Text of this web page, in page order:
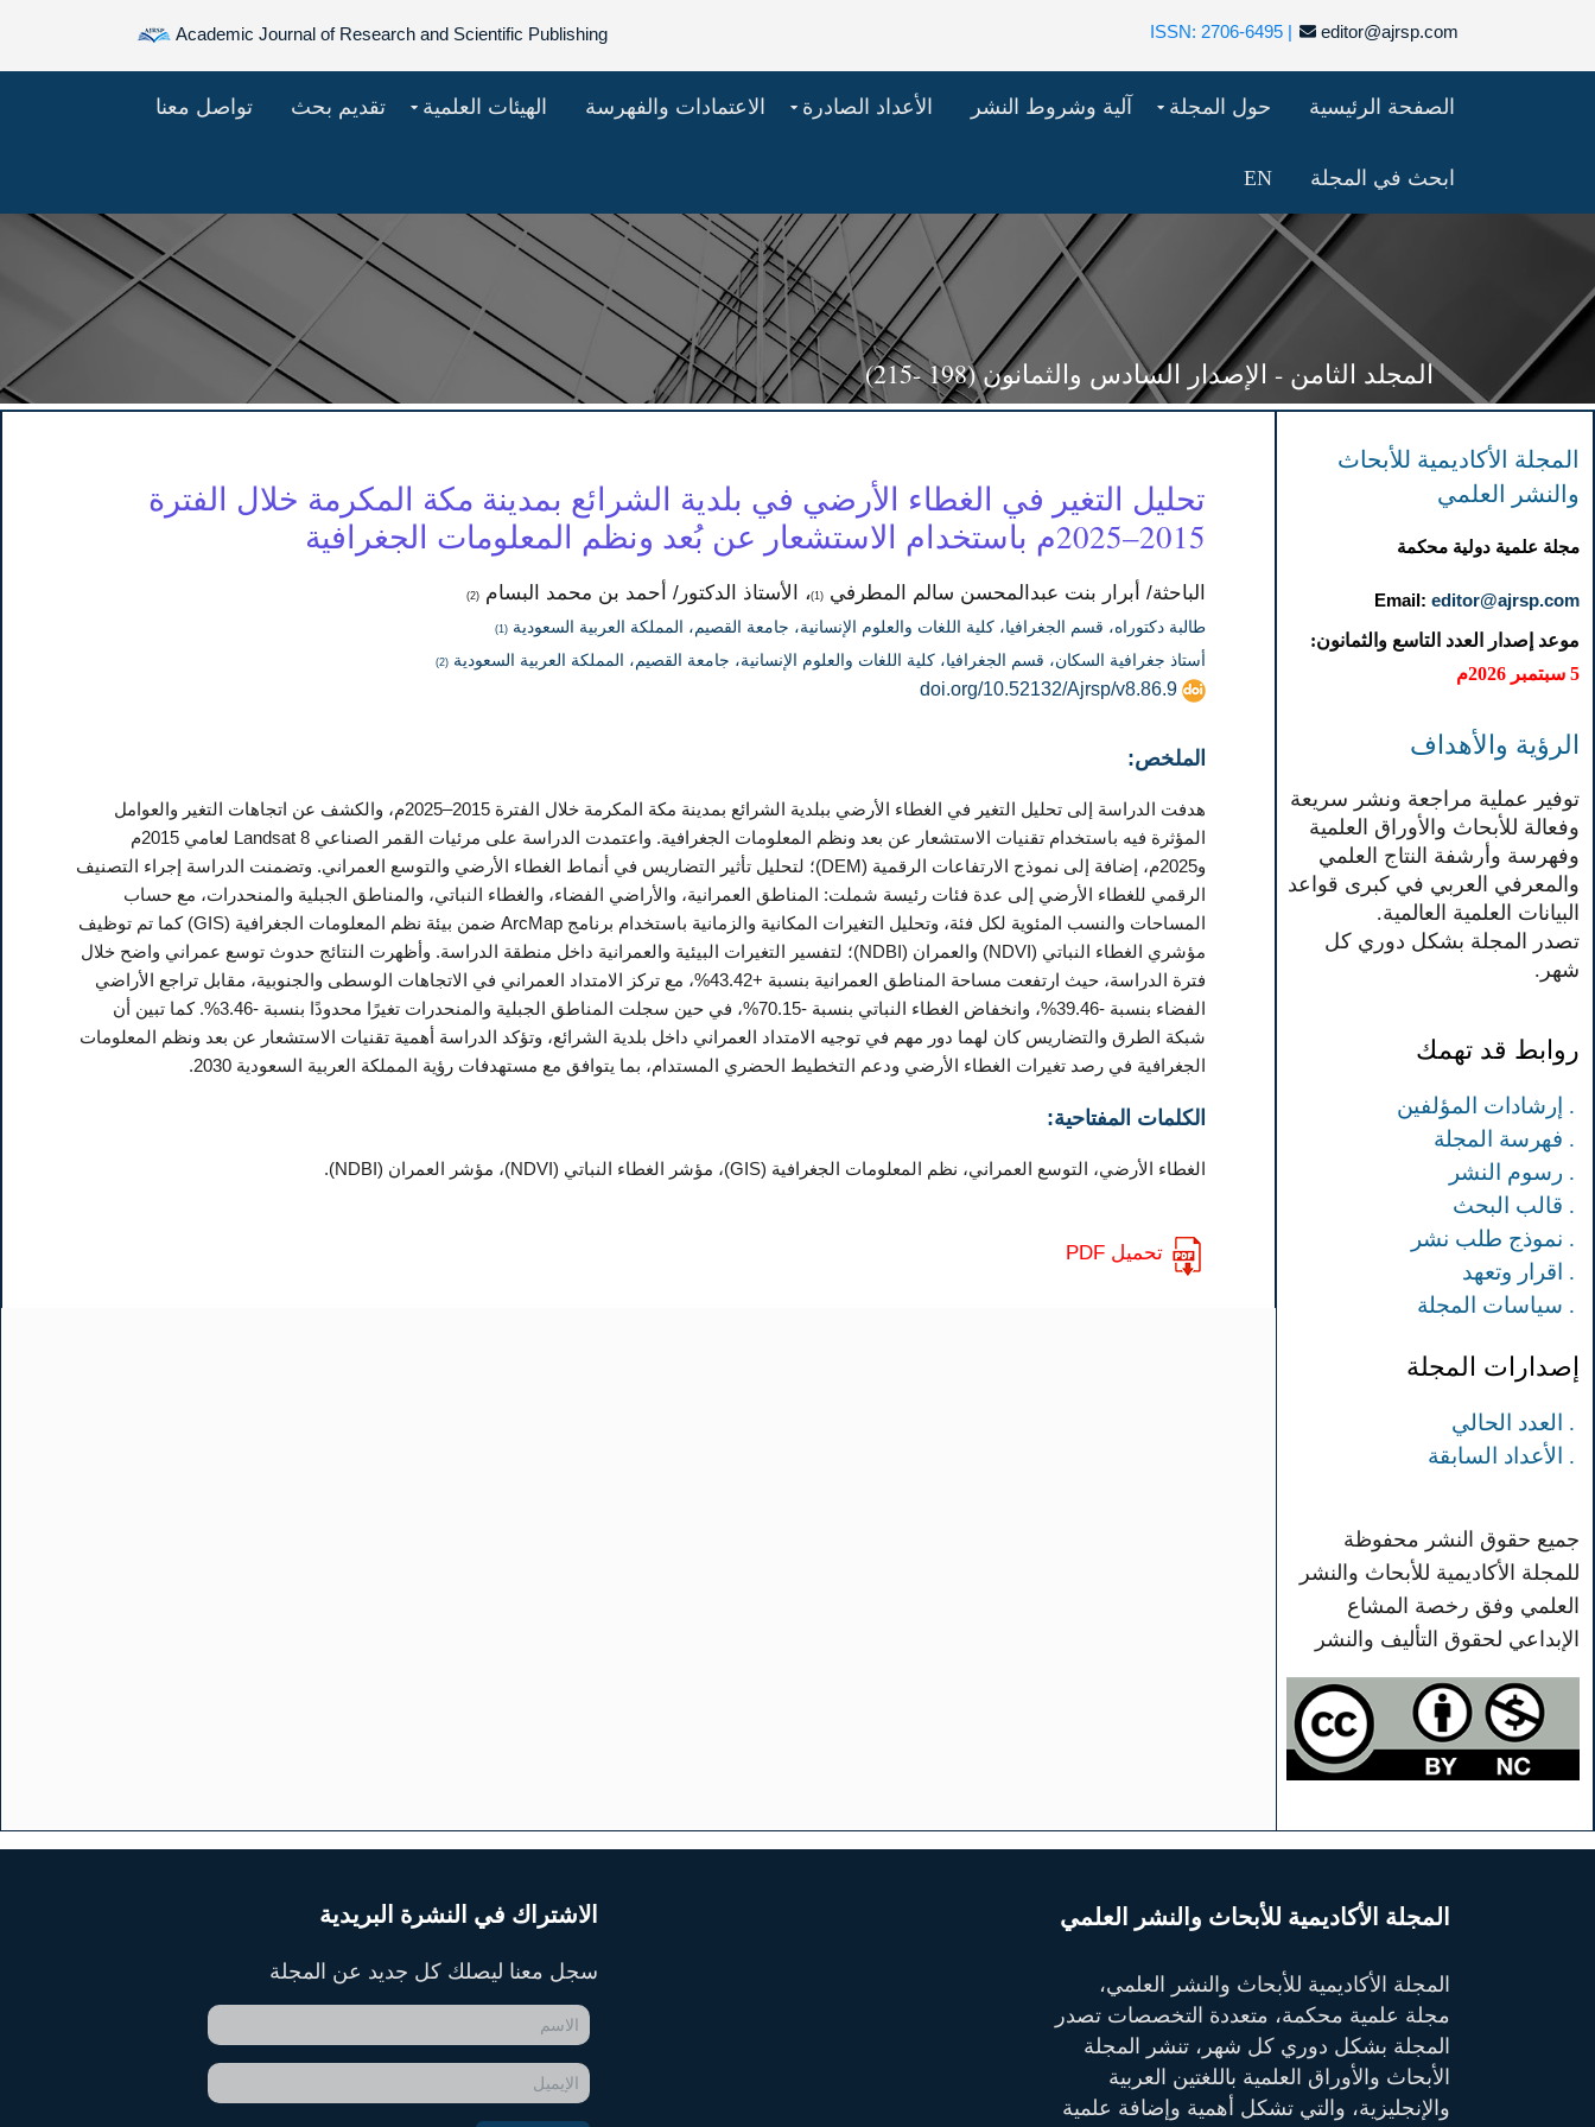
Academic Journal of Research and Scientific Publishing editor@ajrsp.com
ISSN: 2706-6495 |
الصفحة الرئيسية حول المجلة آلية وشروط النشر الأعداد الصادرة الاعتمادات والفهرسة الهيئات العلمية تقديم بحث تواصل معنا
ابحث في المجلة EN
المجلد الثامن - الإصدار السادس والثمانون (198 -215)
المجلة الأكاديمية للأبحاث
والنشر العلمي
مجلة علمية دولية محكمة
Email: editor@ajrsp.com
موعد إصدار العدد التاسع والثمانون:
5 سبتمبر 2026م
الرؤية والأهداف
توفير عملية مراجعة ونشر سريعة
وفعالة للأبحاث والأوراق العلمية
وفهرسة وأرشفة النتاج العلمي
والمعرفي العربي في كبرى قواعد
البيانات العلمية العالمية.
تصدر المجلة بشكل دوري كل
شهر.
روابط قد تهمك
. إرشادات المؤلفين
. فهرسة المجلة
. رسوم النشر
. قالب البحث
. نموذج طلب نشر
. اقرار وتعهد
. سياسات المجلة
إصدارات المجلة
. العدد الحالي
. الأعداد السابقة
جميع حقوق النشر محفوظة
للمجلة الأكاديمية للأبحاث والنشر
العلمي وفق رخصة المشاع
الإبداعي لحقوق التأليف والنشر
تحليل التغير في الغطاء الأرضي في بلدية الشرائع بمدينة مكة المكرمة خلال الفترة
2015–2025م باستخدام الاستشعار عن بُعد ونظم المعلومات الجغرافية
الباحثة/ أبرار بنت عبدالمحسن سالم المطرفي (1) ، الأستاذ الدكتور/ أحمد بن محمد البسام (2)
طالبة دكتوراه، قسم الجغرافيا، كلية اللغات والعلوم الإنسانية، جامعة القصيم، المملكة العربية السعودية (1)
أستاذ جغرافية السكان، قسم الجغرافيا، كلية اللغات والعلوم الإنسانية، جامعة القصيم، المملكة العربية السعودية (2)
doi.org/10.52132/Ajrsp/v8.86.9
الملخص:
هدفت الدراسة إلى تحليل التغير في الغطاء الأرضي ببلدية الشرائع بمدينة مكة المكرمة خلال الفترة 2015–2025م، والكشف عن اتجاهات التغير والعوامل
المؤثرة فيه باستخدام تقنيات الاستشعار عن بعد ونظم المعلومات الجغرافية. واعتمدت الدراسة على مرئيات القمر الصناعي Landsat 8 لعامي 2015م
و2025م، إضافة إلى نموذج الارتفاعات الرقمية (DEM)؛ لتحليل تأثير التضاريس في أنماط الغطاء الأرضي والتوسع العمراني. وتضمنت الدراسة إجراء التصنيف
الرقمي للغطاء الأرضي إلى عدة فئات رئيسة شملت: المناطق العمرانية، والأراضي الفضاء، والغطاء النباتي، والمناطق الجبلية والمنحدرات، مع حساب
المساحات والنسب المئوية لكل فئة، وتحليل التغيرات المكانية والزمانية باستخدام برنامج ArcMap ضمن بيئة نظم المعلومات الجغرافية (GIS) كما تم توظيف
مؤشري الغطاء النباتي (NDVI) والعمران (NDBI)؛ لتفسير التغيرات البيئية والعمرانية داخل منطقة الدراسة. وأظهرت النتائج حدوث توسع عمراني واضح خلال
فترة الدراسة، حيث ارتفعت مساحة المناطق العمرانية بنسبة +43.42%، مع تركز الامتداد العمراني في الاتجاهات الوسطى والجنوبية، مقابل تراجع الأراضي
الفضاء بنسبة -39.46%، وانخفاض الغطاء النباتي بنسبة -70.15%، في حين سجلت المناطق الجبلية والمنحدرات تغيرًا محدودًا بنسبة -3.46%. كما تبين أن
شبكة الطرق والتضاريس كان لهما دور مهم في توجيه الامتداد العمراني داخل بلدية الشرائع، وتؤكد الدراسة أهمية تقنيات الاستشعار عن بعد ونظم المعلومات
الجغرافية في رصد تغيرات الغطاء الأرضي ودعم التخطيط الحضري المستدام، بما يتوافق مع مستهدفات رؤية المملكة العربية السعودية 2030.
الكلمات المفتاحية:
الغطاء الأرضي، التوسع العمراني، نظم المعلومات الجغرافية (GIS)، مؤشر الغطاء النباتي (NDVI)، مؤشر العمران (NDBI).
تحميل PDF
المجلة الأكاديمية للأبحاث والنشر العلمي
المجلة الأكاديمية للأبحاث والنشر العلمي،
مجلة علمية محكمة، متعددة التخصصات تصدر
المجلة بشكل دوري كل شهر، تنشر المجلة
الأبحاث والأوراق العلمية باللغتين العربية
والإنجليزية، والتي تشكل أهمية وإضافة علمية
الاشتراك في النشرة البريدية
سجل معنا ليصلك كل جديد عن المجلة